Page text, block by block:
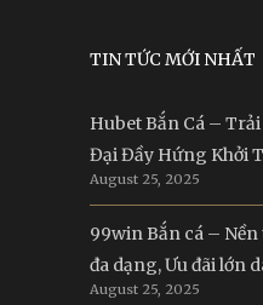
TIN TỨC MỚI NHẤT
Hubet Bắn Cá –
Đại Đầy Hứng Khởi
August 25, 2025
99win Bắn cá –
đa dạng, Ưu đãi lớn
August 25, 2025